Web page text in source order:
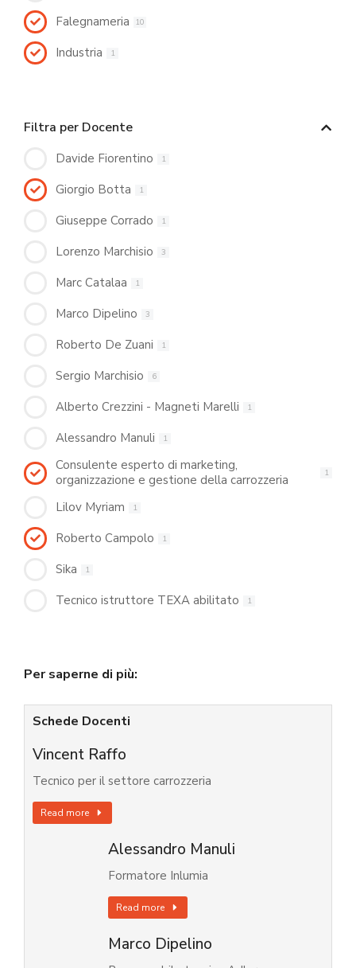
Falegnameria 10
Industria 1
Filtra per Docente
Davide Fiorentino 1
Giorgio Botta 1
Giuseppe Corrado 1
Lorenzo Marchisio 3
Marc Catalaa 1
Marco Dipelino 3
Roberto De Zuani 1
Sergio Marchisio 6
Alberto Crezzini - Magneti Marelli 1
Alessandro Manuli 1
Consulente esperto di marketing,
organizzazione e gestione della carrozzeria
1
Lilov Myriam 1
Roberto Campolo 1
Sika 1
Tecnico istruttore TEXA abilitato 1
Per saperne di più:
Schede Docenti
Vincent Raffo
Tecnico per il settore carrozzeria
Read more
Alessandro Manuli
Formatore Inlumia
Read more
Marco Dipelino